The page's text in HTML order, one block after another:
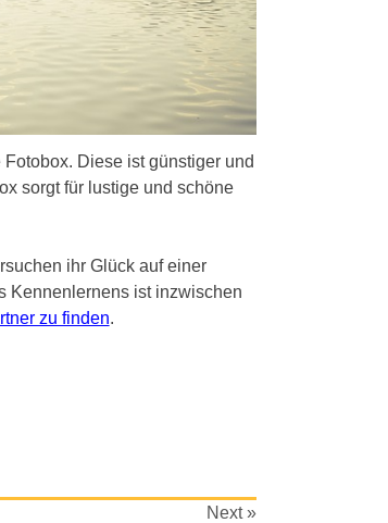
Diese ist günstiger und
sorgt für lustige und schöne
ihr Glück auf einer
Kennenlernens ist inzwischen
zu finden.
Next »